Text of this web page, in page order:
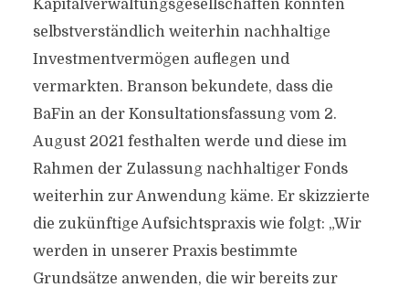
Kapitalverwaltungsgesellschaften könnten
selbstverständlich weiterhin nachhaltige
Investmentvermögen auflegen und
vermarkten. Branson bekundete, dass die
BaFin an der Konsultationsfassung vom 2.
August 2021 festhalten werde und diese im
Rahmen der Zulassung nachhaltiger Fonds
weiterhin zur Anwendung käme. Er skizzierte
die zukünftige Aufsichtspraxis wie folgt: „Wir
werden in unserer Praxis bestimmte
Grundsätze anwenden, die wir bereits zur